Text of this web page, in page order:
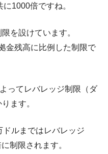
1000倍ですね。
を設けています。
金残高に比例した制限で
ってレバレッジ制限（ダ
ます。
ドルまではレバレッジ
制限されます。